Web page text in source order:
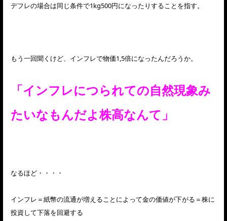
デフレの場合は同じ条件で1kg500円になったりすることを指す。
もう一回聞くけど、インフレで物価1,5倍になったんだろうか。
「インフレにつられての自然現象み
たいなもんだよ株高なんて」
なるほど・・・・
インフレ＝紙幣の流通が増えることによって金の価値が下がる＝株に
投資して下落を回避する